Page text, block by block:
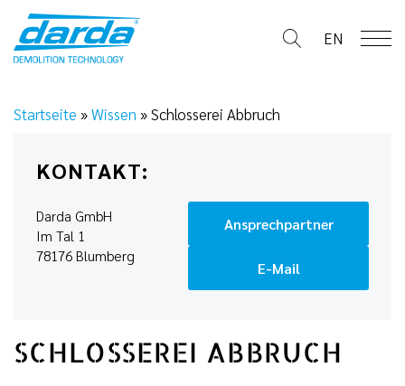
content
EN
Startseite »Wissen »Schlosserei Abbruch
KONTAKT:
Darda GmbH
Im Tal 1
78176 Blumberg
Ansprechpartner
E-Mail
SCHLOSSEREI ABBRUCH